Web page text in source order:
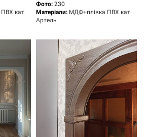
кат.
Фото: 230
Матеріали: МДФ+плівка ПВХ кат.
Артель